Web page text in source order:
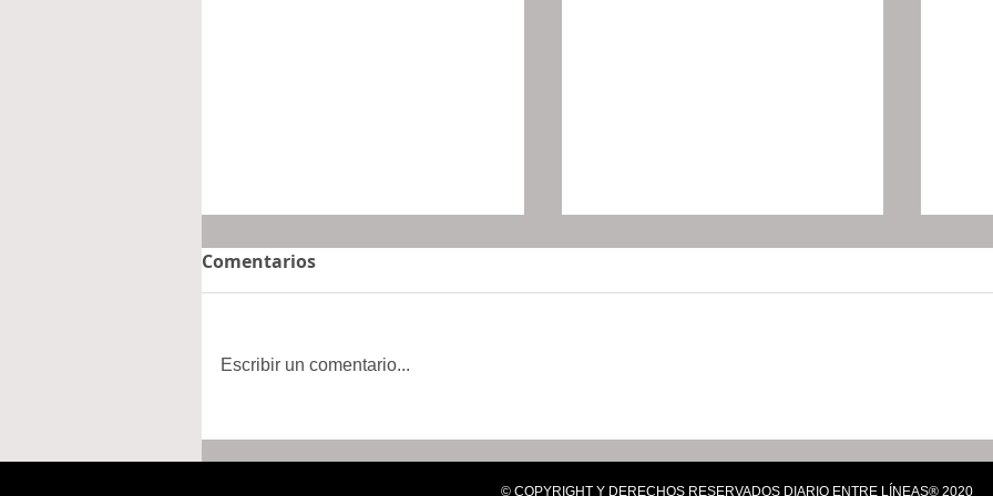
“Tiene muchas ganas de
venir a México”...
"Si hay amenazas, que
Maru Campos denuncie";
Comentarios
Escribir un comentario...
© COPYRIGHT Y DERECHOS RESERVADOS DIARIO ENTRE LÍNEAS® 2020